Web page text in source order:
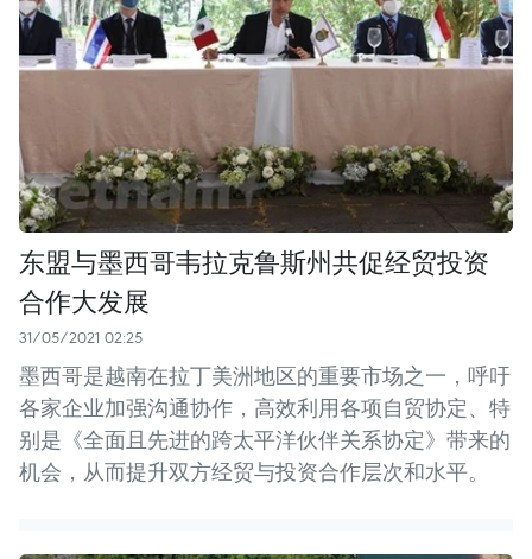
东盟与墨西哥韦拉克鲁斯州共促经贸投资
合作大发展
31/05/2021 02:25
墨西哥是越南在拉丁美洲地区的重要市场之一，呼吁
各家企业加强沟通协作，高效利用各项自贸协定、特
别是《全面且先进的跨太平洋伙伴关系协定》带来的
机会，从而提升双方经贸与投资合作层次和水平。